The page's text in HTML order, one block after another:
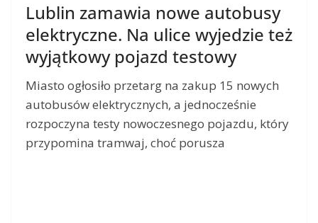
Lublin zamawia nowe autobusy
elektryczne. Na ulice wyjedzie też
wyjątkowy pojazd testowy
Miasto ogłosiło przetarg na zakup 15 nowych
autobusów elektrycznych, a jednocześnie
rozpoczyna testy nowoczesnego pojazdu, który
przypomina tramwaj, choć porusza